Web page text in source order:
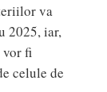
va
2025, iar,
vor fi
celule de